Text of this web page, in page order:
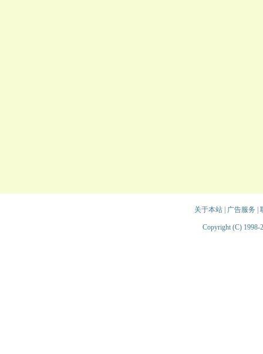
关于本站| 广告服务
Copyright (C) 1998-